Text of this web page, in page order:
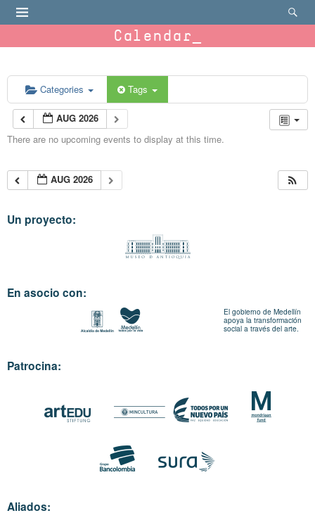
Calendar
Categories Tags
AUG 2026
There are no upcoming events to display at this time.
AUG 2026
Un proyecto:
En asocio con:
El gobierno de Medellín
apoya la transformación
social a través del arte.
Patrocina:
Aliados: